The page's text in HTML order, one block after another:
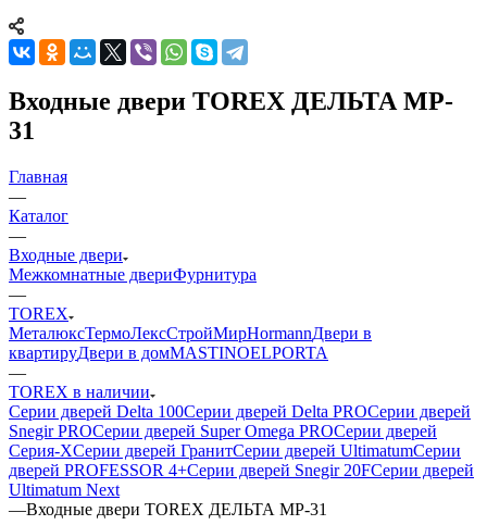
Входные двери TOREX ДЕЛЬТА MP-
31
Главная
—
Каталог
—
Входные двери
Межкомнатные двериФурнитура
—
TOREX
МеталюксТермоЛексСтройМирHormannДвери в
квартируДвери в домMASTINOELPORTA
—
TOREX в наличии
Серии дверей Delta 100Серии дверей Delta PROСерии дверей
Snegir PROСерии дверей Super Omega PROСерии дверей
Серия-XСерии дверей ГранитСерии дверей UltimatumСерии
дверей PROFESSOR 4+Серии дверей Snegir 20FСерии дверей
Ultimatum Next
—Входные двери TOREX ДЕЛЬТА MP-31